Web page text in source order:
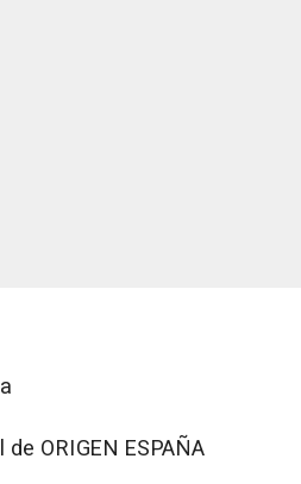
ORIGEN ESPAÑA